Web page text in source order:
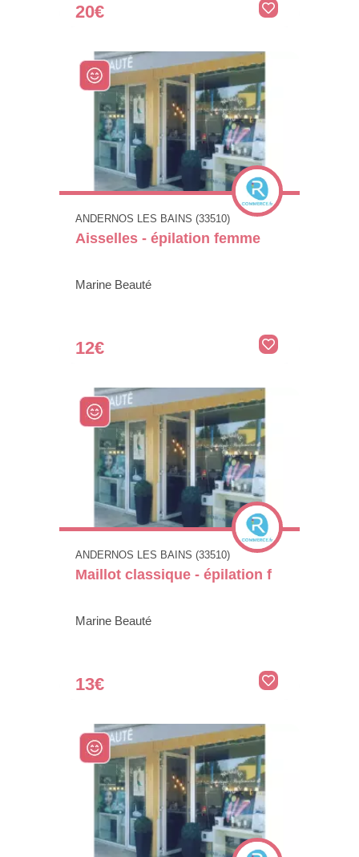
20€
ANDERNOS LES BAINS (33510)
Aisselles - épilation femme
Marine Beauté
12€
ANDERNOS LES BAINS (33510)
Maillot classique - épilation f
Marine Beauté
13€